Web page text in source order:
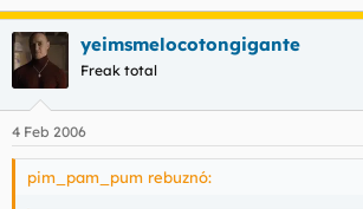
yeimsmelocotongigante
Freak total
4 Feb 2006
pim_pam_pum rebuznó: